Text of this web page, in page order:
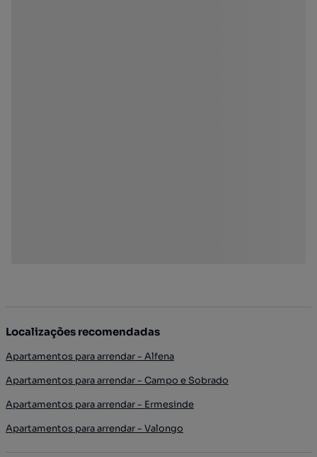
Localizações recomendadas
Apartamentos para arrendar - Alfena
Apartamentos para arrendar - Campo e Sobrado
Apartamentos para arrendar - Ermesinde
Apartamentos para arrendar - Valongo